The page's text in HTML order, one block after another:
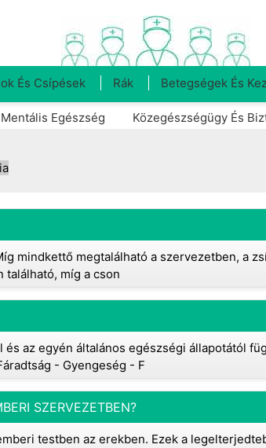
És Csípések Rák Betegségek És
Mentális Egészség Közegészségügy És
mindkettő megtalálható a szervezetben, a
található, míg a cson
az egyén általános egészségi állapotától
- Gyengeség - F
SZERVEZETBEN?
testben az erekben. Ezek a